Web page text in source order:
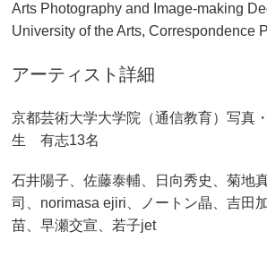
Arts Photography and Image-making
University of the Arts, Correspondence
アーティスト詳細
京都芸術大学大学院（通信教育）写真
生 有志13名
石井陽子、佐藤泰輔、日向秀史、菊地
司、norimasa ejiri、ノートン晶、吉田
苗、早瀬交宣、若子jet